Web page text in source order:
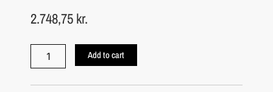
2.748,75kr.
nozzle
Mini
Add to cart